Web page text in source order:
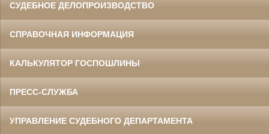
СУДЕБНОЕ ДЕЛОПРОИЗВОДСТВО
СПРАВОЧНАЯ ИНФОРМАЦИЯ
КАЛЬКУЛЯТОР ГОСПОШЛИНЫ
ПРЕСС-СЛУЖБА
УПРАВЛЕНИЕ СУДЕБНОГО ДЕПАРТАМЕНТА